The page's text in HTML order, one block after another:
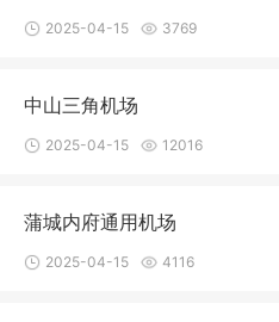
2025-04-15 3769
中山三角机场
2025-04-15 12016
蒲城内府通用机场
2025-04-15 4116